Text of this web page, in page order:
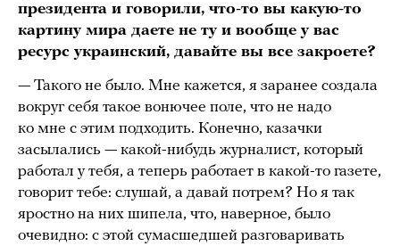
президента и говорили, что-то вы какую-то
картину мира даете не ту и вообще у вас
ресурс украинский, давайте вы все закроете?
— Такого не было. Мне кажется, я заранее создала
вокруг себя такое вонючее поле, что не надо
ко мне с этим подходить. Конечно, казачки
засылались — какой-нибудь журналист, который
работал у тебя, а теперь работает в какой-то газете,
говорит тебе: слушай, а давай потрем? Но я так
яростно на них шипела, что, наверное, было
очевидно: с этой сумасшедшей разговаривать